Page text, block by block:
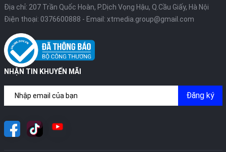
Địa chỉ: 207 Trần Quốc Hoàn, P.Dịch Vọng Hậu, Q.Cầu Giấy, Hà Nội
Điện thoại: 0376600888 - Email: xtmedia.group@gmail.com
NHẬN TIN KHUYẾN MÃI
Đăng ký